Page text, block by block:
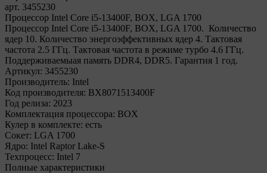
арт. 3455230
Процессор Intel Core i5-13400F, BOX, LGA 1700
Процессор Intel Core i5-13400F, BOX, LGA 1700. Количество
ядер 10. Количество энергоэффективных ядер 4. Тактовая
частота 2.5 ГГц. Тактовая частота в режиме турбо 4.6 ГГц.
Поддерживаемыая память DDR4, DDR5. Гарантия 1 год.
Артикул: 3455230
Производитель: Intel
Код производителя: BX8071513400F
Год релиза: 2023
Комплектация процессора: BOX
Кулер в комплекте: есть
Сокет: LGA 1700
Ядро: Intel Raptor Lake-S
Техпроцесс: Intel 7
Полные характеристики